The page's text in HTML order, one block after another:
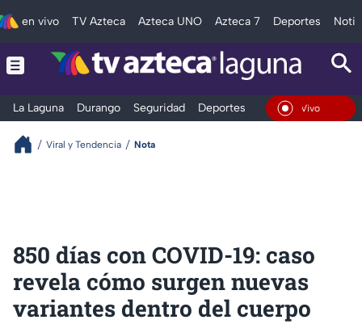
en vivo TV Azteca Azteca UNO Azteca 7 Deportes
La Laguna Durango Seguridad Deportes Entretenimiento
En Vivo
Viral y Tendencia Nota
850 días con COVID-19: caso
revela cómo surgen nuevas
variantes dentro del cuerpo